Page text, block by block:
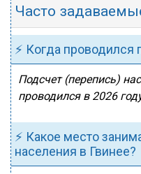
Часто
⚡ Когда проводился
Подсчет (перепись)
проводился в 2026
⚡ Какое место
населения в Гвинее?